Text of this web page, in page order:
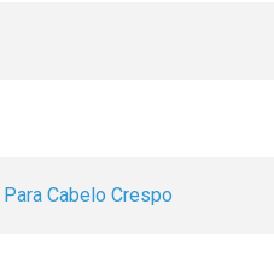
Para Cabelo Crespo